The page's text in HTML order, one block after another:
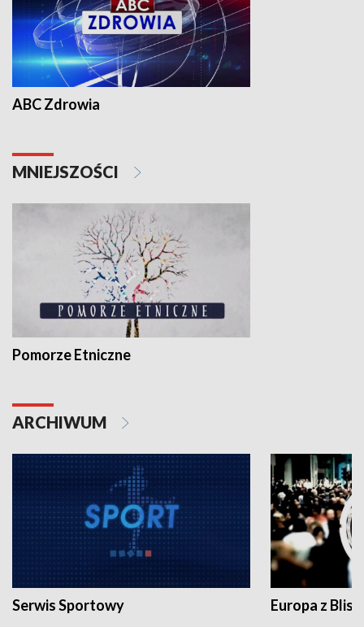
ABC Zdrowia
MNIEJSZOŚCI
Pomorze Etniczne
ARCHIWUM
Serwis Sportowy Europa z